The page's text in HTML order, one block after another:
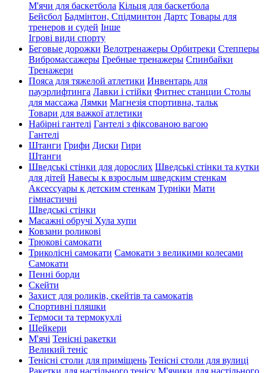
М'ячи для баскетбола Кільця для баскетбола
Бейсбол Бадмінтон, Спідминтон Дартс Товары для
тренеров и судей Інше
Ігрові види спорту
Беговые дорожки Велотренажеры Орбитреки Степперы
Вибромассажеры Гребные тренажеры Спинбайки
Тренажери
Пояса для тяжелой атлетики Инвентарь для
пауэрлифтинга Лавки і стійки Фитнес станции Столы
для массажа Лямки Магнезія спортивна, тальк
Товари для важкої атлетики
Набірні гантелі Гантелі з фіксованою вагою
Гантелі
Штанги Грифи Диски Гири
Штанги
Шведські стінки для дорослих Шведські стінки та кутки
для дітей Навесы к взрослым шведским стенкам
Аксессуары к детским стенкам Турніки Мати
гімнастичні
Шведські стінки
Масажні обручі Хула хупи
Ковзани роликові
Трюкові самокати
Триколісні самокати Самокати з великими колесами
Cамокати
Пенні борди
Скейти
Захист для роликів, скейтів та самокатів
Спортивні пляшки
Термоси та термокухлі
Шейкери
М'ячі Тенісні ракетки
Великий теніс
Тенісні столи для приміщень Тенісні столи для вулиці
Ракетки для настільного тенісу М'ячики для настільного